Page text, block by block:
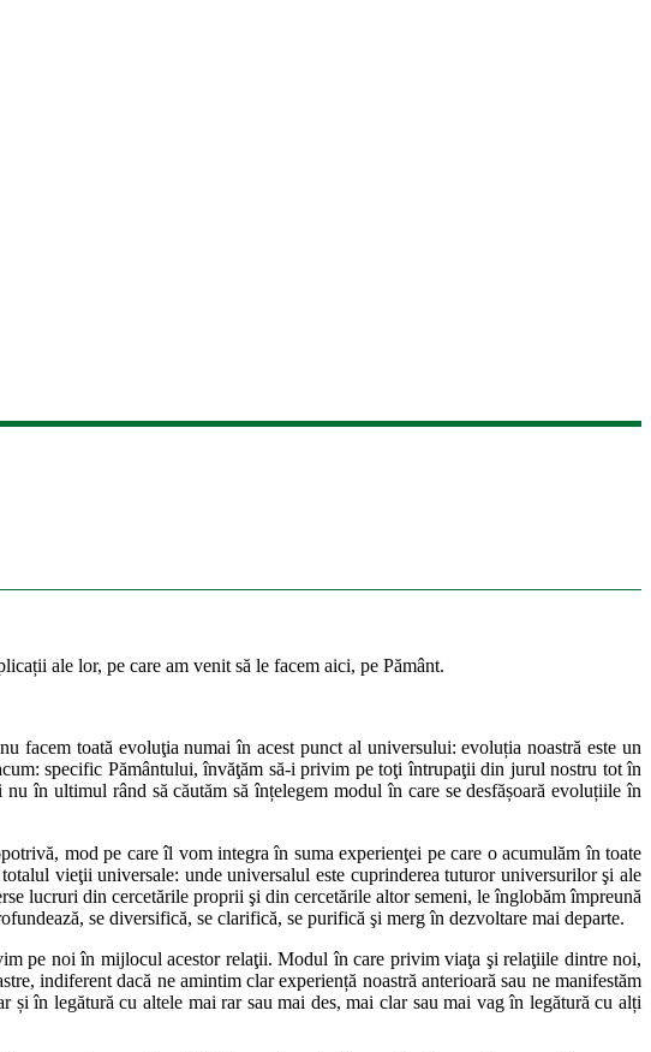
ale lor, pe care am venit să le facem aici, pe Pământ.
facem toată evoluţia numai în acest punct al universului: evoluția noastră este un
specific Pământului, învăţăm să-i privim pe toţi întrupaţii din jurul nostru tot în
în ultimul rând să căutăm să înțelegem modul în care se desfășoară evoluțiile în
mod pe care îl vom integra în suma experienţei pe care o acumulăm în toate
vieţii universale: unde universalul este cuprinderea tuturor universurilor şi ale
lucruri din cercetările proprii şi din cercetările altor semeni, le înglobăm împreună
se diversifică, se clarifică, se purifică şi merg în dezvoltare mai departe.
pe noi în mijlocul acestor relaţii. Modul în care privim viaţa şi relaţiile dintre noi,
indiferent dacă ne amintim clar experiență noastră anterioară sau ne manifestăm
în legătură cu altele mai rar sau mai des, mai clar sau mai vag în legătură cu alți